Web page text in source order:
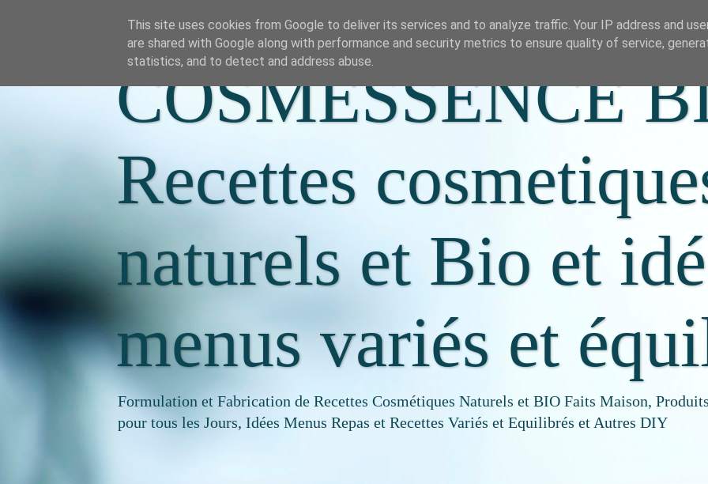
COSMESSENCE
Recettes
naturels et Bio et
menus variés et
Formulation et Fabrication de Recettes Cosmétiques Naturels et BIO Faits Maison,
pour tous les Jours, Idées Menus Repas et Recettes Variés et Equilibrés et Autres DIY
This site uses cookies from Google to deliver its services and to analyze traffic. Your IP address and
are shared with Google along with performance and security metrics to ensure quality of service,
statistics, and to detect and address abuse.